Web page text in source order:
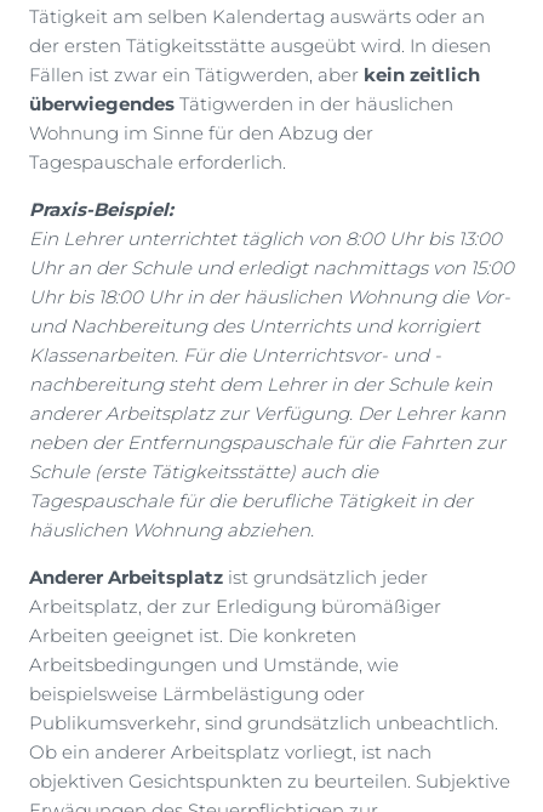
Tätigkeit am selben Kalendertag auswärts oder an
der ersten Tätigkeitsstätte ausgeübt wird. In diesen
Fällen ist zwar ein Tätigwerden, aber kein zeitlich
überwiegendes Tätigwerden in der häuslichen
Wohnung im Sinne für den Abzug der
Tagespauschale erforderlich.
Praxis-Beispiel:
Ein Lehrer unterrichtet täglich von 8:00 Uhr bis 13:00
Uhr an der Schule und erledigt nachmittags von 15:00
Uhr bis 18:00 Uhr in der häuslichen Wohnung die Vor-
und Nachbereitung des Unterrichts und korrigiert
Klassenarbeiten. Für die Unterrichtsvor- und -
nachbereitung steht dem Lehrer in der Schule kein
anderer Arbeitsplatz zur Verfügung. Der Lehrer kann
neben der Entfernungspauschale für die Fahrten zur
Schule (erste Tätigkeitsstätte) auch die
Tagespauschale für die berufliche Tätigkeit in der
häuslichen Wohnung abziehen.
Anderer Arbeitsplatz ist grundsätzlich jeder
Arbeitsplatz, der zur Erledigung büromäßiger
Arbeiten geeignet ist. Die konkreten
Arbeitsbedingungen und Umstände, wie
beispielsweise Lärmbelästigung oder
Publikumsverkehr, sind grundsätzlich unbeachtlich.
Ob ein anderer Arbeitsplatz vorliegt, ist nach
objektiven Gesichtspunkten zu beurteilen. Subjektive